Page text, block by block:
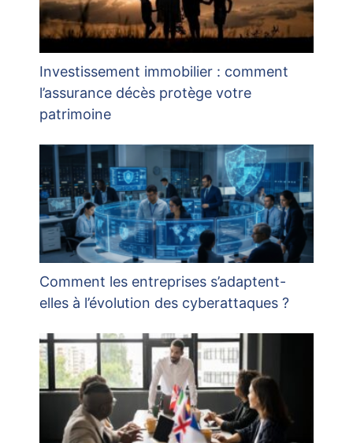
Investissement immobilier : comment
l’assurance décès protège votre
patrimoine
Comment les entreprises s’adaptent-
elles à l’évolution des cyberattaques ?